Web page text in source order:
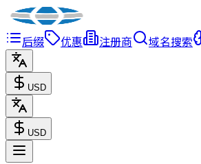
后缀 优惠 注册商 域名搜索
USD
USD